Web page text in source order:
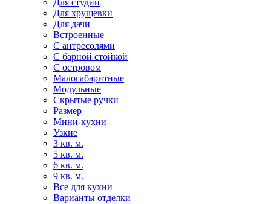
Для студии
Для хрущевки
Для дачи
Встроенные
С антресолями
С барной стойкой
С островом
Малогабаритные
Модульные
Скрытые ручки
Размер
Мини-кухни
Узкие
3 кв. м.
5 кв. м.
6 кв. м.
9 кв. м.
Все для кухни
Варианты отделки